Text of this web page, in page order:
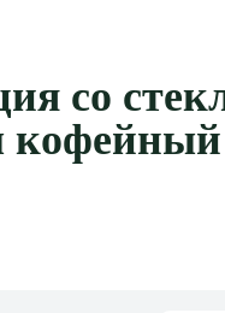
со
кофейный